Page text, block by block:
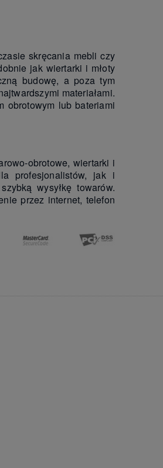
skręcania mebli czy
jak wiertarki i młoty
budowę, a poza tym
materiałami.
obrotowym lub bateriami
obrotowe, wiertarki i
profesjonalistów, jak i
wysyłkę towarów.
przez internet, telefon